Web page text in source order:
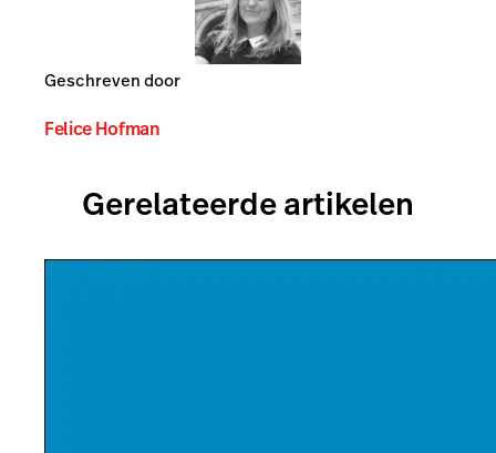
Geschreven door
Felice Hofman
Gerelateerde artikelen